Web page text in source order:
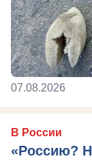
07.08.2026
В России
«Россию?